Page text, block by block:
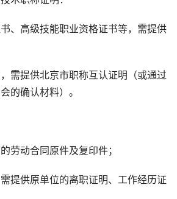
、高级技能职业资格证书等，需提供
需提供北京市职称互认证明（或通过
的确认材料）。
劳动合同原件及复印件；
提供原单位的离职证明、工作经历证